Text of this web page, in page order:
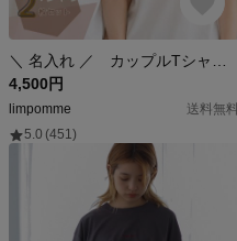
4,500円
limpomme
送料無料
5.0 (451)